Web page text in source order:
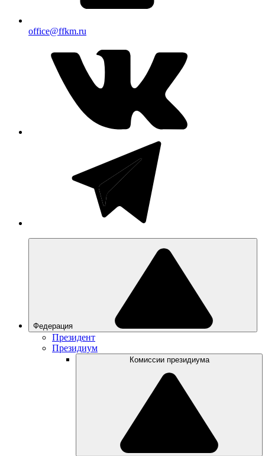
office@ffkm.ru
Федерация
Президент
Президиум
Комиссии президиума